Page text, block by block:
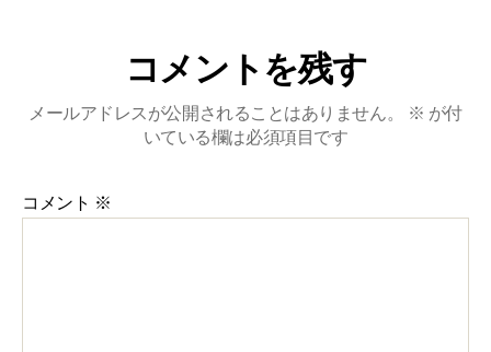
コメントを残す
メールアドレスが公開されることはありません。 ※ が付
いている欄は必須項目です
コメント ※